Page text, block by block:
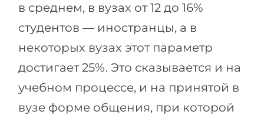
в среднем, в вузах от 12 до 16%
студентов — иностранцы, а в
некоторых вузах этот параметр
достигает 25%. Это сказывается и на
учебном процессе, и на принятой в
вузе форме общения, при которой